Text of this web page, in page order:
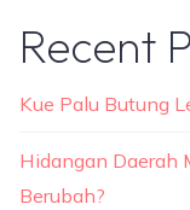
Recent
Kue Palu Butung
Hidangan Daerah
Berubah?